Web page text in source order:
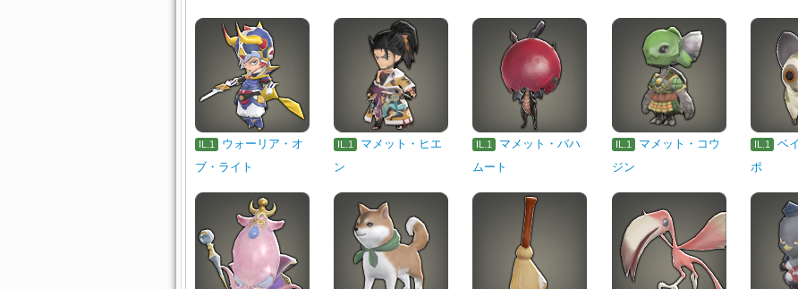
IL.1
ウォーリア・オ
ブ・ライト
IL.1
マメット・ヒエ
ン
IL.1
マメット・バハ
ムート
IL.1
マメット・コウ
ジン
IL.1
ベ
ポ